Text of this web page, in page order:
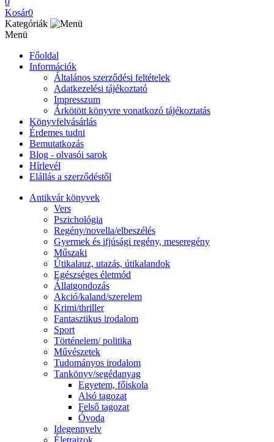
Kosár0
Kategóriák
Menü
Főoldal
Információk
Általános szerződési feltételek
Adatkezelési tájékoztató
Impresszum
Árkötött könyvre vonatkozó tájékoztatás
Könyvfelvásárlás
Érdemes tudni
Bemutatkozás
Blog - olvasói sarok
Hírlevél
Elállás a szerződéstől
Antikvár könyvek
Vers
Pszichológia
Regény/novella/elbeszélés
Gyermek és ifjúsági regény, meseregény
Műszaki
Útikalauz, utazás, útikalandok
Egészséges életmód
Állatgondozás
Akció/kaland/szerelem
Krimi/thriller
Fantasztikus irodalom
Sport
Történelem/ politika
Művészetek
Tudományos irodalom
Tankönyv/segédanyag
Egyetem, főiskola
Alsó tagozat
Felső tagozat
Óvoda
Idegennyelv
Életrajzok